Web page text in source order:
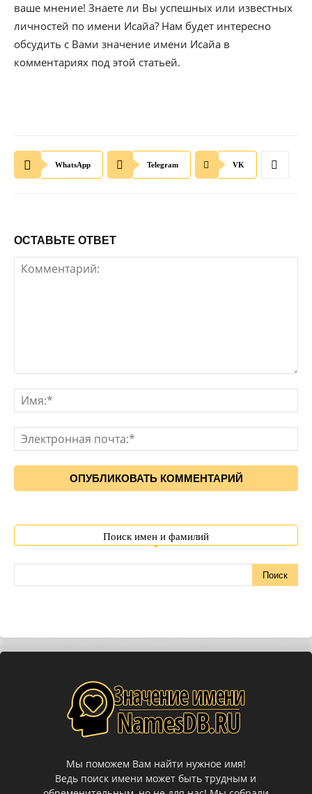
ваше мнение! Знаете ли Вы успешных или известных
личностей по имени Исайа? Нам будет интересно
обсудить с Вами значение имени Исайа в
комментариях под этой статьей.
WhatsApp Telegram VK
ОСТАВЬТЕ ОТВЕТ
Поиск имен и фамилий
Мы поможем Вам найти нужное имя!
Ведь поиск имени может быть трудным и